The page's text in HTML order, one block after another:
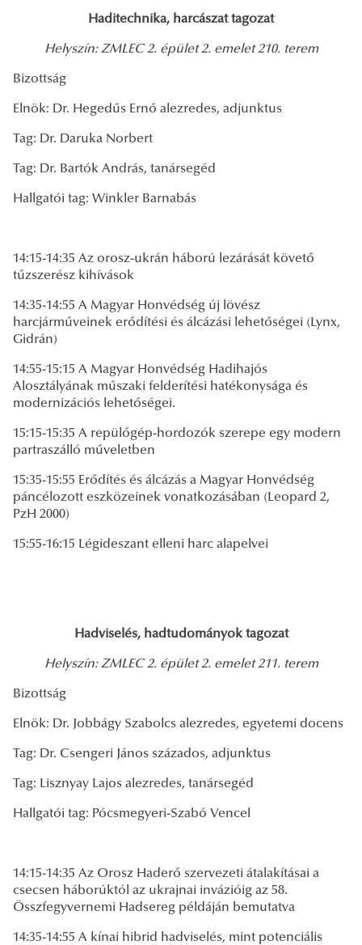
Haditechnika, harcászat tagozat
Helyszín: ZMLEC 2. épület 2. emelet 210. terem
Bizottság
Elnök: Dr. Hegedűs Ernő alezredes, adjunktus
Tag: Dr. Daruka Norbert
Tag: Dr. Bartók András, tanársegéd
Hallgatói tag: Winkler Barnabás
14:15-14:35 Az orosz-ukrán háború lezárását követő
tűzszerész kihívások
14:35-14:55 A Magyar Honvédség új lövész
harcjárműveinek erődítési és álcázási lehetőségei (Lynx,
Gidrán)
14:55-15:15 A Magyar Honvédség Hadihajós
Alosztályának műszaki felderítési hatékonysága és
modernizációs lehetőségei.
15:15-15:35 A repülőgép-hordozók szerepe egy modern
partraszálló műveletben
15:35-15:55 Erődítés és álcázás a Magyar Honvédség
páncélozott eszközeinek vonatkozásában (Leopard 2,
PzH 2000)
15:55-16:15 Légideszant elleni harc alapelvei
Hadviselés, hadtudományok tagozat
Helyszín: ZMLEC 2. épület 2. emelet 211. terem
Bizottság
Elnök: Dr. Jobbágy Szabolcs alezredes, egyetemi docens
Tag: Dr. Csengeri János százados, adjunktus
Tag: Lisznyay Lajos alezredes, tanársegéd
Hallgatói tag: Pócsmegyeri-Szabó Vencel
14:15-14:35 Az Orosz Haderő szervezeti átalakításai a
csecsen háborúktól az ukrajnai invázióig az 58.
Összfegyvernemi Hadsereg példáján bemutatva
14:35-14:55 A kínai hibrid hadviselés, mint potenciális